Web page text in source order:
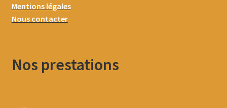
Mentions légales
Nous contacter
Nos prestations